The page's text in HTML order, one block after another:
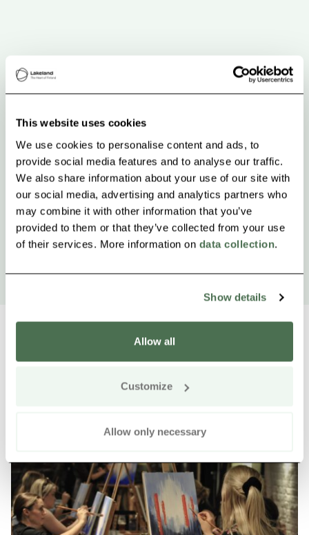
This website uses cookies
We use cookies to personalise content and ads, to
provide social media features and to analyse our traffic.
We also share information about your use of our site with
our social media, advertising and analytics partners who
may combine it with other information that you’ve
provided to them or that they’ve collected from your use
of their services. More information on data collection.
Show details
Allow all
Customize
Allow only necessary
Weitere Produkte in der Nähe